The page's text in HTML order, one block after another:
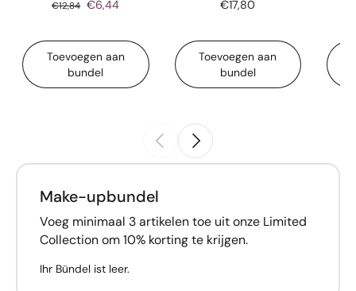
€12,84 €6,44
Toevoegen aan
bundel
€17,80
Toevoegen aan
bundel
Make-upbundel
Voeg minimaal 3 artikelen toe uit onze Limited
Collection om 10% korting te krijgen.
Ihr Bündel ist leer.